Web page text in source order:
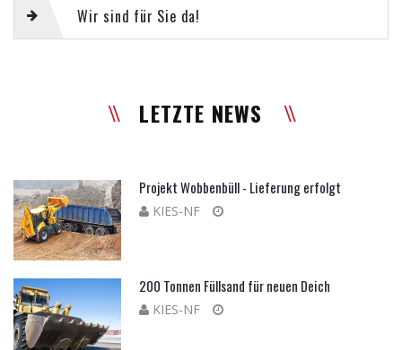
Wir sind für Sie da!
LETZTE NEWS
Projekt Wobbenbüll - Lieferung erfolgt
KIES-NF
200 Tonnen Füllsand für neuen Deich
KIES-NF